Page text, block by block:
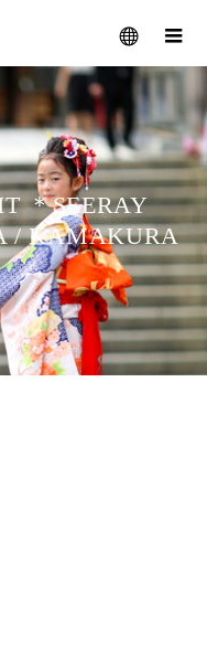
メニュー
＊SEERAY
/ KAMAKURA